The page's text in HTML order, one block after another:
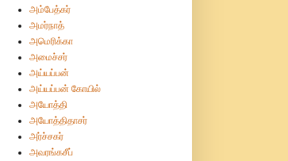
அம்பேத்கர்
அமர்நாத்
அமெரிக்கா
அமைச்சர்
அய்யப்பன்
அய்யப்பன் கோயில்
அயோத்தி
அயோத்திதாசர்
அர்ச்சகர்
அவரங்கசீப்